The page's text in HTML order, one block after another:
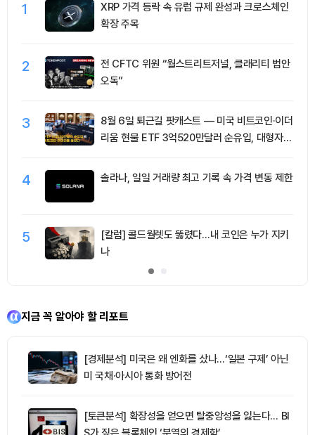
1
XRP 가격 등락 속 유럽 규제 완성과 크로스체인
확장 주목
2
전 CFTC 위원 “월스트리트저널, 클래리티 법안
오독”
3
8월 6일 퇴근길 팟캐스트 — 미국 비트코인·이더
리움 현물 ETF 3억520만달러 순유입, 대형자산
4 솔라나, 일일 거래량 최고 기록 속 가격 변동 제한
5
[칼럼] 콜드월렛도 뚫렸다…내 코인은 누가 지키
나
지금 꼭 알아야 할 리포트
[경제분석] 미국은 왜 엔화를 샀나…‘일본 구제’ 아닌
미 국채·아시아 통화 방어전
[토큰분석] 확장성을 얻으면 탈중앙성을 잃는다… BI